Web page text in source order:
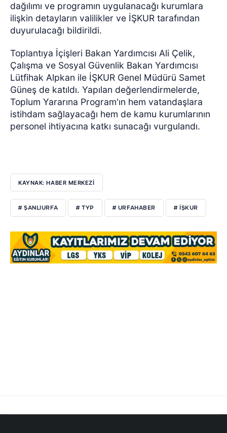
dağılımı ve programın uygulanacağı kurumlara
ilişkin detayların valilikler ve İŞKUR tarafından
duyurulacağı bildirildi.
Toplantıya İçişleri Bakan Yardımcısı Ali Çelik,
Çalışma ve Sosyal Güvenlik Bakan Yardımcısı
Lütfihak Alpkan ile İŞKUR Genel Müdürü Samet
Güneş de katıldı. Yapılan değerlendirmelerde,
Toplum Yararına Program'ın hem vatandaşlara
istihdam sağlayacağı hem de kamu kurumlarının
personel ihtiyacına katkı sunacağı vurgulandı.
KAYNAK: HABER MERKEZİ
# ŞANLIURFA # TYP # URFAHABER # İŞKUR